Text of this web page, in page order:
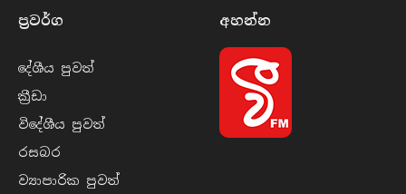
ප්‍රවර්​ග
දේශීය පුව​ත්
ක්‍රී​ඩා
විදේශීය පුව​ත්
රසබ​ර
ව්‍යාපාරික පුව​ත්
අහන්​න